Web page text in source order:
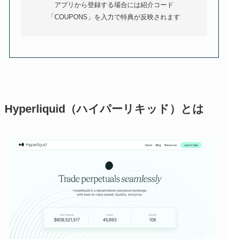
アプリから登録する場合には紹介コード
「COUPONS」を入力で特典が反映されます
Hyperliquid（ハイパーリキッド）とは